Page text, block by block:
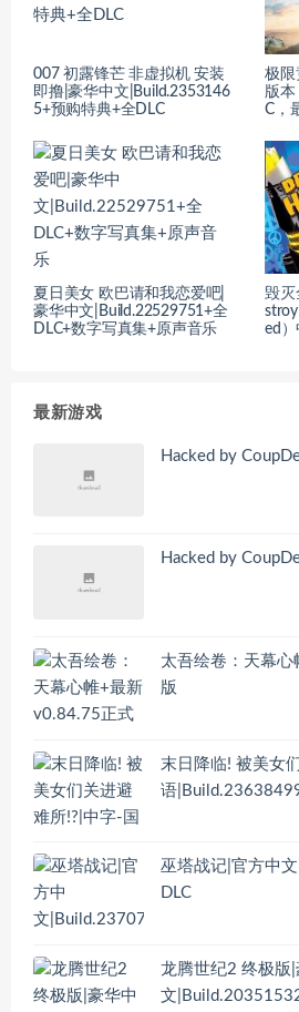
007 初露锋芒 非虚拟机 安装
即撸|豪华中文|Build.2353146
5+预购特典+全DLC
极限
版本
C，
夏日美女 欧巴请和我恋爱吧|
豪华中文|Build.22529751+全
DLC+数字写真集+原声音乐
毁灭
ed
最新游戏
Hacked by
Hacked by
太吾绘卷：天幕
版
末日降临! 被美女
语
巫塔战记|官方中
DLC
龙腾世纪2 终极版|
文